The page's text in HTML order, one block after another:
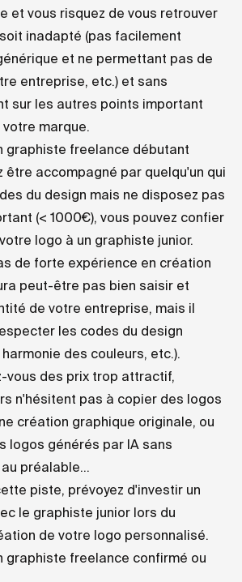
et vous risquez de vous retrouver
inadapté (pas facilement
et ne permettant pas de
entreprise, etc.) et sans
sur les autres points important
marque.
graphiste freelance débutant
être accompagné par quelqu'un qui
du design mais ne disposez pas
(< 1000€), vous pouvez confier
logo à un graphiste junior.
de forte expérience en création
peut-être pas bien saisir et
de votre entreprise, mais il
les codes du design
des couleurs, etc.).
vous des prix trop attractif,
n'hésitent pas à copier des logos
création graphique originale, ou
logos générés par IA sans
préalable...
piste, prévoyez d'investir un
le graphiste junior lors du
de votre logo personnalisé.
graphiste freelance confirmé ou